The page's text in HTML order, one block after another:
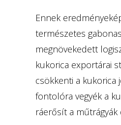
Ennek
természetes
megnövekedett
kukorica exportárai
csökkenti a kukorica
fontolóra vegyék a
ráerősít a műtrágyák